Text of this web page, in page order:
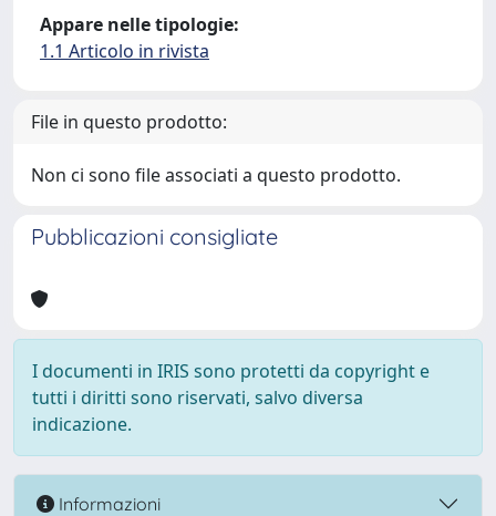
Appare nelle tipologie:
1.1 Articolo in rivista
File in questo prodotto:
Non ci sono file associati a questo prodotto.
Pubblicazioni consigliate
I documenti in IRIS sono protetti da copyright e
tutti i diritti sono riservati, salvo diversa
indicazione.
Informazioni